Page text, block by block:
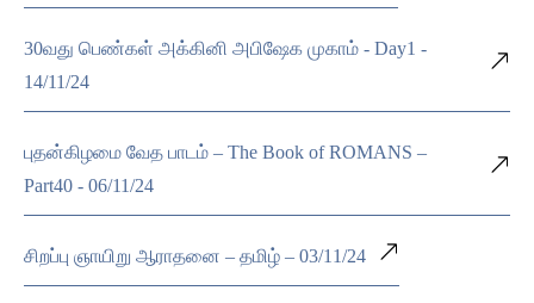
30வது பெண்கள் அக்கினி அபிஷேக முகாம் - Day1 -
14/11/24
புதன்கிழமை வேத பாடம் – The Book of ROMANS –
Part40 - 06/11/24
சிறப்பு ஞாயிறு ஆராதனை – தமிழ் – 03/11/24